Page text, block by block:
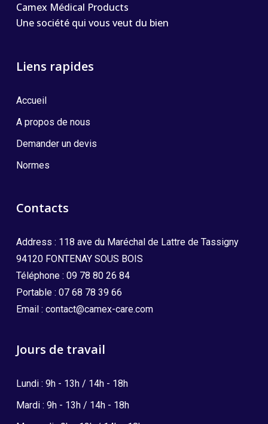
Camex Médical Products
Une société qui vous veut du bien
Liens rapides
Accueil
A propos de nous
Demander un devis
Normes
Contacts
Address : 118 ave du Maréchal de Lattre de Tassigny
94120 FONTENAY SOUS BOIS
Téléphone : 09 78 80 26 84
Portable : 07 68 78 39 66
Email : contact@camex-care.com
Jours de travail
Lundi : 9h - 13h / 14h - 18h
Mardi : 9h - 13h / 14h - 18h